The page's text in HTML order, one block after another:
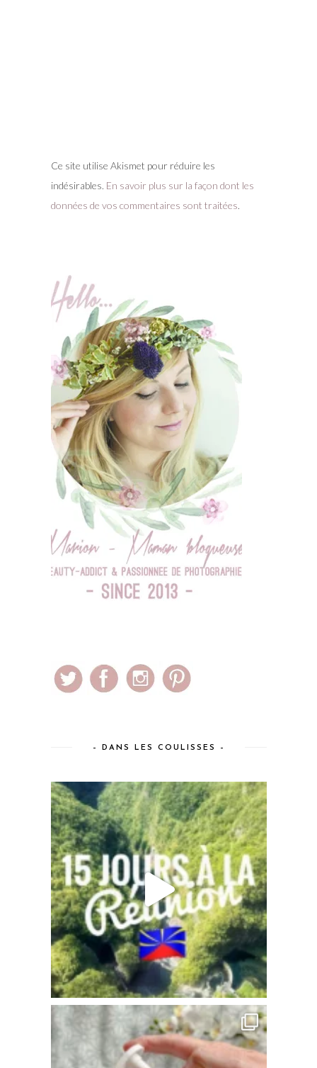
Ce site utilise Akismet pour réduire les
indésirables. En savoir plus sur la façon dont les
données de vos commentaires sont traitées.
– DANS LES COULISSES –